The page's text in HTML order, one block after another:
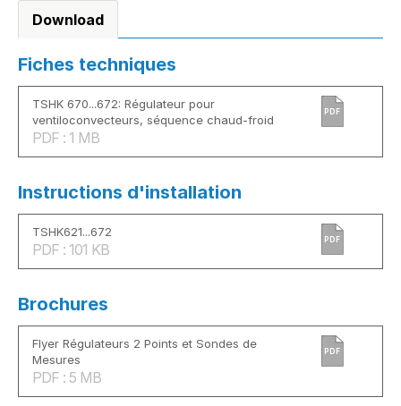
Download
Fiches techniques
TSHK 670...672: Régulateur pour
ventiloconvecteurs, séquence chaud-froid
PDF : 1 MB
PDF
Instructions d'installation
TSHK621...672
PDF : 101 KB
PDF
Brochures
Flyer Régulateurs 2 Points et Sondes de
Mesures
PDF : 5 MB
PDF